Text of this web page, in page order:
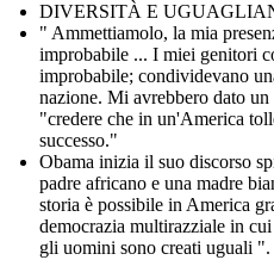
DIVERSITÀ E
" Ammettiamolo, la mia
improbabile ... I miei genitori
improbabile; condividevano
nazione. Mi avrebbero dato
"credere che in un'America
successo."
Obama inizia il suo discorso
padre africano e una madre
storia è possibile in America
democrazia multirazziale in
gli uomini sono creati uguali ".